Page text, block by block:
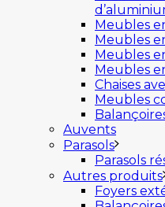
Meubles
Meubles
Meubles
Meubles
Chaises
Meubles
Auvents
Parasols
Parasols
Autres produits
Foyers